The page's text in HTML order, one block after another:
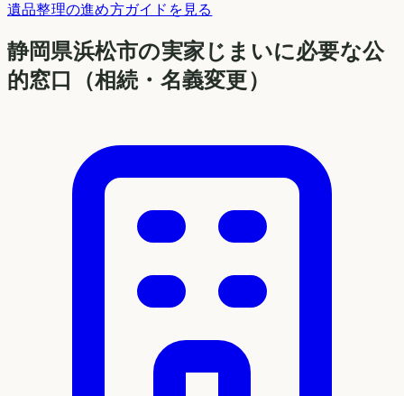
遺品整理の進め方ガイドを見る
静岡県浜松市の実家じまいに必要な公
的窓口（相続・名義変更）